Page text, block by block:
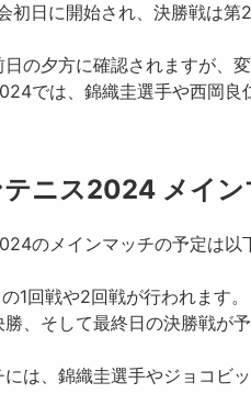
初日に開始され、決勝戦は第
の夕方に確認されますが、
では、錦織圭選手や西岡良
ニス2024 メイン
のメインマッチの予定は以
1回戦や2回戦が行われます。
、そして最終日の決勝戦が予
は、 錦織圭選手やジョコビ